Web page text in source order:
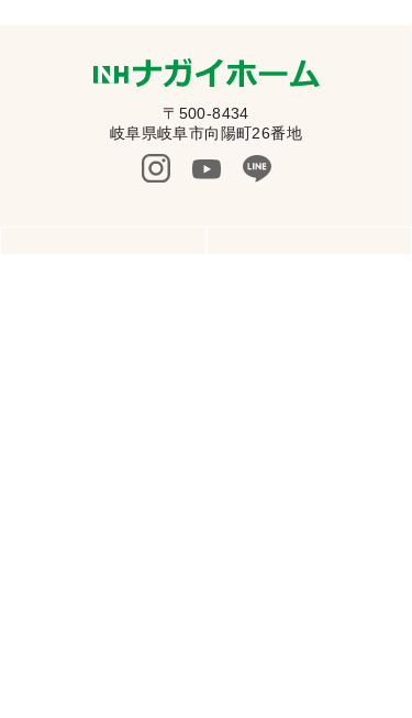
〒500-8434
岐阜県岐阜市向陽町26番地